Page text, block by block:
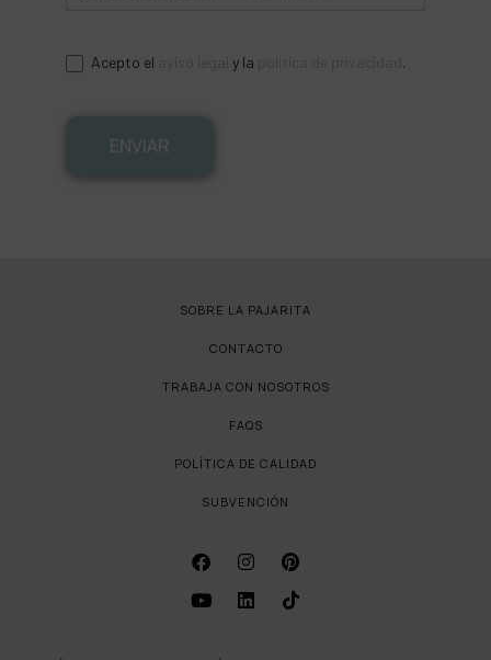
Acepto el y la .
ENVIAR
SOBRE LA PAJARITA
CONTACTO
TRABAJA CON NOSOTROS
FAQS
POLÍTICA DE CALIDAD
SUBVENCIÓN